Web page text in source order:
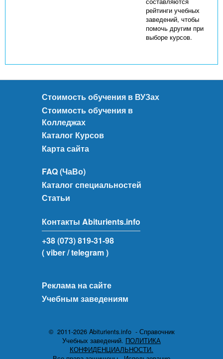
рейтинги учебных
заведений, чтобы
помочь другим при
выборе курсов.
Стоимость обучения в ВУЗах
Стоимость обучения в
Колледжах
Каталог Курсов
Карта сайта
FAQ (ЧаВо)
Каталог специальностей
Статьи
Контакты Abiturients.info
+38 (073) 819-31-98
( viber/ telegram )
Реклама на сайте
Учебным заведениям
© 2011-2026 Abiturients.info - Справочник
Учебных заведений. ПОЛИТИКА
КОНФИДЕНЦИАЛЬНОСТИ.